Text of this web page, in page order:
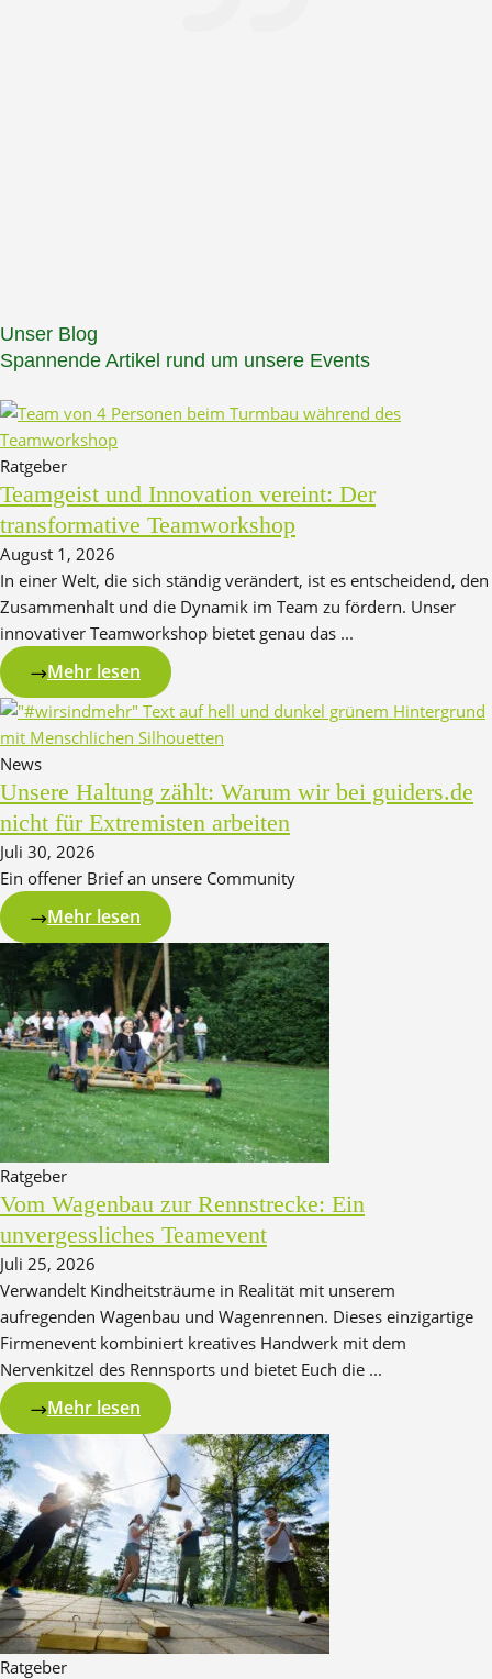
Unser Blog
Spannende Artikel rund um unsere Events
Ratgeber
Teamgeist und Innovation vereint: Der
transformative Teamworkshop
August 1, 2026
In einer Welt, die sich ständig verändert, ist es entscheidend, den
Zusammenhalt und die Dynamik im Team zu fördern. Unser
innovativer Teamworkshop bietet genau das ...
Mehr lesen
News
Unsere Haltung zählt: Warum wir bei guiders.de
nicht für Extremisten arbeiten
Juli 30, 2026
Ein offener Brief an unsere Community
Mehr lesen
Ratgeber
Vom Wagenbau zur Rennstrecke: Ein
unvergessliches Teamevent
Juli 25, 2026
Verwandelt Kindheitsträume in Realität mit unserem
aufregenden Wagenbau und Wagenrennen. Dieses einzigartige
Firmenevent kombiniert kreatives Handwerk mit dem
Nervenkitzel des Rennsports und bietet Euch die ...
Mehr lesen
Ratgeber